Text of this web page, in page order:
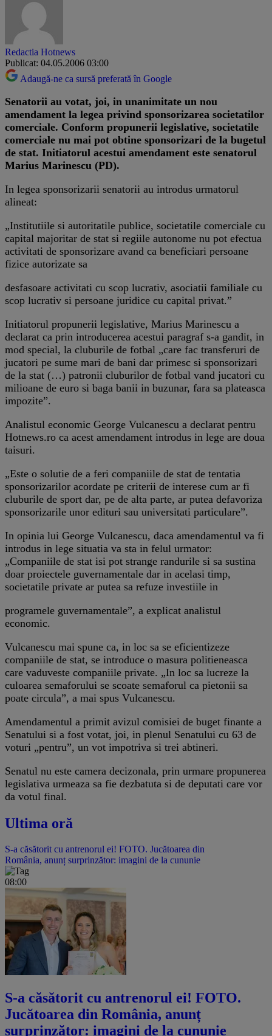
Redactia Hotnews
Publicat: 04.05.2006 03:00
Adaugă-ne ca sursă preferată în Google
Senatorii au votat, joi, in unanimitate un nou
amendament la legea privind sponsorizarea societatilor
comerciale. Conform propunerii legislative, societatile
comerciale nu mai pot obtine sponsorizari de la bugetul
de stat. Initiatorul acestui amendament este senatorul
Marius Marinescu (PD).
In legea sponsorizarii senatorii au introdus urmatorul
alineat:
„Institutiile si autoritatile publice, societatile comerciale cu
capital majoritar de stat si regiile autonome nu pot efectua
activitati de sponsorizare avand ca beneficiari persoane
fizice autorizate sa
desfasoare activitati cu scop lucrativ, asociatii familiale cu
scop lucrativ si persoane juridice cu capital privat.”
Initiatorul propunerii legislative, Marius Marinescu a
declarat ca prin introducerea acestui paragraf s-a gandit, in
mod special, la cluburile de fotbal „care fac transferuri de
jucatori pe sume mari de bani dar primesc si sponsorizari
de la stat (…) patronii cluburilor de fotbal vand jucatori cu
milioane de euro si baga banii in buzunar, fara sa plateasca
impozite”.
Analistul economic George Vulcanescu a declarat pentru
Hotnews.ro ca acest amendament introdus in lege are doua
taisuri.
„Este o solutie de a feri companiile de stat de tentatia
sponsorizarilor acordate pe criterii de interese cum ar fi
cluburile de sport dar, pe de alta parte, ar putea defavoriza
sponsorizarile unor edituri sau universitati particulare”.
In opinia lui George Vulcanescu, daca amendamentul va fi
introdus in lege situatia va sta in felul urmator:
„Companiile de stat isi pot strange randurile si sa sustina
doar proiectele guvernamentale dar in acelasi timp,
societatile private ar putea sa refuze investiile in
programele guvernamentale”, a explicat analistul
economic.
Vulcanescu mai spune ca, in loc sa se eficientizeze
companiile de stat, se introduce o masura politieneasca
care vaduveste companiile private. „In loc sa lucreze la
culoarea semaforului se scoate semaforul ca pietonii sa
poate circula”, a mai spus Vulcanescu.
Amendamentul a primit avizul comisiei de buget finante a
Senatului si a fost votat, joi, in plenul Senatului cu 63 de
voturi „pentru”, un vot impotriva si trei abtineri.
Senatul nu este camera decizonala, prin urmare propunerea
legislativa urmeaza sa fie dezbatuta si de deputati care vor
da votul final.
Ultima oră
S-a căsătorit cu antrenorul ei! FOTO. Jucătoarea din
România, anunț surprinzător: imagini de la cununie
08:00
S-a căsătorit cu antrenorul ei! FOTO.
Jucătoarea din România, anunț
surprinzător: imagini de la cununie